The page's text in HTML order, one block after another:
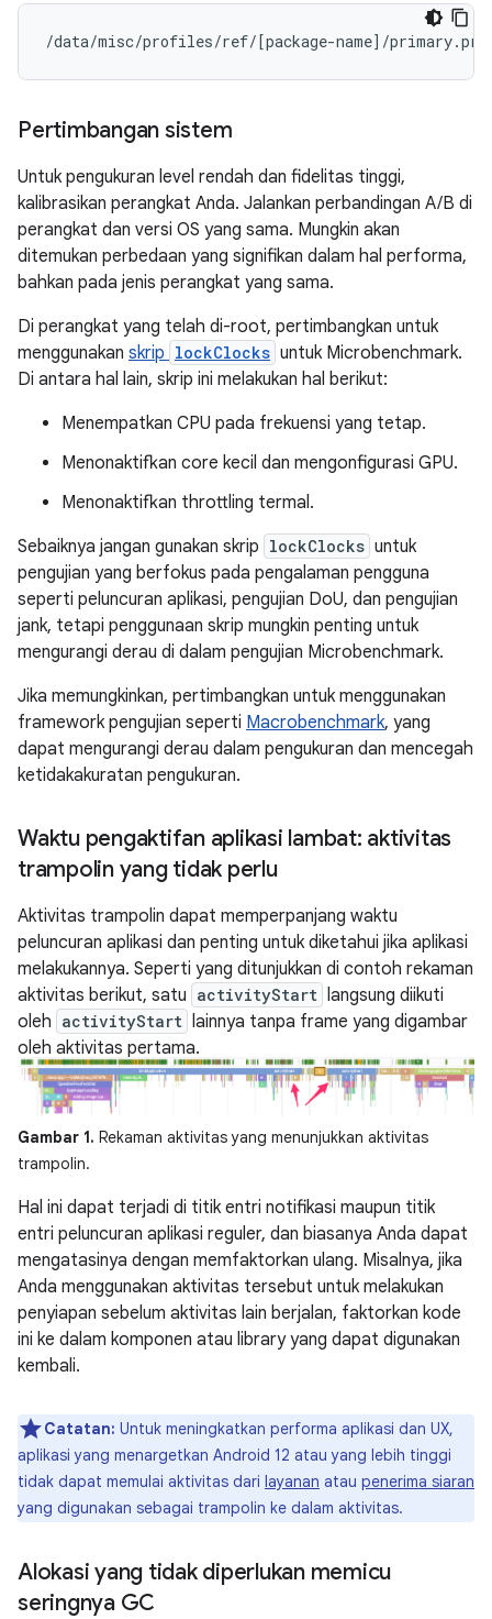
/data/misc/profiles/ref/[package-name]
Pertimbangan sistem
Untuk pengukuran level rendah dan fidelitas tinggi,
kalibrasikan perangkat Anda. Jalankan perbandingan A/B di
perangkat dan versi OS yang sama. Mungkin akan
ditemukan perbedaan yang signifikan dalam hal performa,
bahkan pada jenis perangkat yang sama.
Di perangkat yang telah di-root, pertimbangkan untuk
menggunakan skrip lockClocks untuk Microbenchmark.
Di antara hal lain, skrip ini melakukan hal berikut:
Menempatkan CPU pada frekuensi yang tetap.
Menonaktifkan core kecil dan mengonfigurasi GPU.
Menonaktifkan throttling termal.
Sebaiknya jangan gunakan skrip lockClocks untuk
pengujian yang berfokus pada pengalaman pengguna
seperti peluncuran aplikasi, pengujian DoU, dan pengujian
jank, tetapi penggunaan skrip mungkin penting untuk
mengurangi derau di dalam pengujian Microbenchmark.
Jika memungkinkan, pertimbangkan untuk menggunakan
framework pengujian seperti Macrobenchmark, yang
dapat mengurangi derau dalam pengukuran dan mencegah
ketidakakuratan pengukuran.
Waktu pengaktifan aplikasi lambat: aktivitas
trampolin yang tidak perlu
Aktivitas trampolin dapat memperpanjang waktu
peluncuran aplikasi dan penting untuk diketahui jika aplikasi
melakukannya. Seperti yang ditunjukkan di contoh rekaman
aktivitas berikut, satu activityStart langsung diikuti
oleh activityStart lainnya tanpa frame yang digambar
oleh aktivitas pertama.
Gambar 1. Rekaman aktivitas yang menunjukkan aktivitas
trampolin.
Hal ini dapat terjadi di titik entri notifikasi maupun titik
entri peluncuran aplikasi reguler, dan biasanya Anda dapat
mengatasinya dengan memfaktorkan ulang. Misalnya, jika
Anda menggunakan aktivitas tersebut untuk melakukan
penyiapan sebelum aktivitas lain berjalan, faktorkan kode
ini ke dalam komponen atau library yang dapat digunakan
kembali.
Catatan: Untuk meningkatkan performa aplikasi dan UX,
aplikasi yang menargetkan Android 12 atau yang lebih tinggi
tidak dapat memulai aktivitas dari layanan atau penerima siaran
yang digunakan sebagai trampolin ke dalam aktivitas.
Alokasi yang tidak diperlukan memicu
seringnya GC